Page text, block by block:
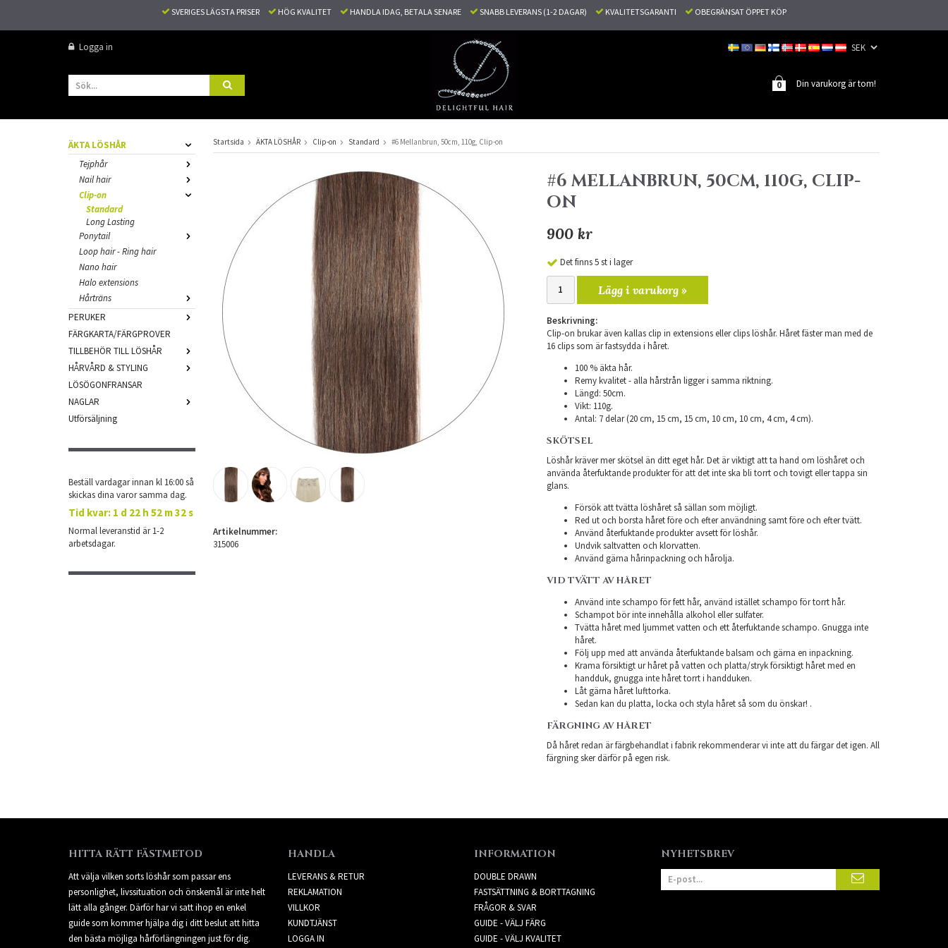
SVERIGES LÄGSTA PRISER HÖG KVALITET HANDLA IDAG, BETALA SENARE SNABB LEVERANS (1-2 DAGAR) KVALITETSGARANTI OBEGRÄNSAT ÖPPET KÖP
Logga in
Din varukorg är tom!
0
ÄKTA LÖSHÅR
Tejphår
Nail hair
Clip-on
Standard
Long Lasting
Ponytail
Loop hair - Ring hair
Nano hair
Halo extensions
Hårträns
PERUKER
FÄRGKARTA/FÄRGPROVER
TILLBEHÖR TILL LÖSHÅR
HÅRVÅRD & STYLING
LÖSÖGONFRANSAR
NAGLAR
Utförsäljning
Beställ vardagar innan kl 16:00 så
skickas dina varor samma dag.
Tid kvar: 1 d 22 h 52 m 31 s
Normal leveranstid är 1-2
arbetsdagar.
Startsida ÄKTA LÖSHÅR Clip-on Standard #6 Mellanbrun, 50cm, 110g, Clip-on
#6 MELLANBRUN, 50CM, 110G, CLIP-
ON
900 kr
Det finns 5 st i lager
Lägg i varukorg »
Beskrivning:
Clip-on brukar även kallas clip in extensions eller clips löshår. Håret fäster man med de
16 clips som är fastsydda i håret.
100 % äkta hår.
Remy kvalitet - alla hårstrån ligger i samma riktning.
Längd: 50cm.
Vikt: 110g.
Antal: 7 delar (20 cm, 15 cm, 15 cm, 10 cm, 10 cm, 4 cm, 4 cm).
SKÖTSEL
Löshår kräver mer skötsel än ditt eget hår. Det är viktigt att ta hand om löshåret och
använda återfuktande produkter för att det inte ska bli torrt och tovigt eller tappa sin
glans.
Försök att tvätta löshåret så sällan som möjligt.
Red ut och borsta håret före och efter användning samt före och efter tvätt.
Använd återfuktande produkter avsett för löshår.
Undvik saltvatten och klorvatten.
Använd gärna hårinpackning och hårolja.
VID TVÄTT AV HÅRET
Använd inte schampo för fett hår, använd istället schampo för torrt hår.
Schampot bör inte innehålla alkohol eller sulfater.
Tvätta håret med ljummet vatten och ett återfuktande schampo. Gnugga inte
håret.
Följ upp med att använda återfuktande balsam och gärna en inpackning.
Krama försiktigt ur håret på vatten och platta/stryk försiktigt håret med en
handduk, gnugga inte håret torrt i handduken.
Låt gärna håret lufttorka.
Sedan kan du platta, locka och styla håret så som du önskar! .
FÄRGNING AV HÅRET
Då håret redan är färgbehandlat i fabrik rekommenderar vi inte att du färgar det igen. All
färgning sker därför på egen risk.
Artikelnummer:
315006
HITTA RÄTT FÄSTMETOD
Att välja vilken sorts löshår som passar ens
personlighet, livssituation och önskemål är inte helt
lätt alla gånger. Därför har vi satt ihop en enkel
guide som kommer hjälpa dig i ditt beslut att hitta
den bästa möjliga hårförlängningen just för dig.
HANDLA
LEVERANS & RETUR
REKLAMATION
VILLKOR
KUNDTJÄNST
LOGGA IN
INFORMATION
DOUBLE DRAWN
FASTSÄTTNING & BORTTAGNING
FRÅGOR & SVAR
GUIDE - VÄLJ FÄRG
GUIDE - VÄLJ KVALITET
NYHETSBREV